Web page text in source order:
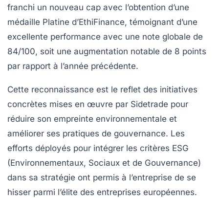
franchi un nouveau cap avec l’obtention d’une
médaille Platine d’EthiFinance, témoignant d’une
excellente performance avec une note globale de
84/100, soit une augmentation notable de 8 points
par rapport à l’année précédente.
Cette reconnaissance est le reflet des initiatives
concrètes mises en œuvre par Sidetrade pour
réduire son empreinte environnementale et
améliorer ses pratiques de gouvernance. Les
efforts déployés pour intégrer les critères ESG
(Environnementaux, Sociaux et de Gouvernance)
dans sa stratégie ont permis à l’entreprise de se
hisser parmi l’élite des entreprises européennes.